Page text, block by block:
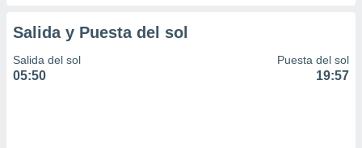
Salida y Puesta del sol
Salida del sol
05:50
Puesta del sol
19:57